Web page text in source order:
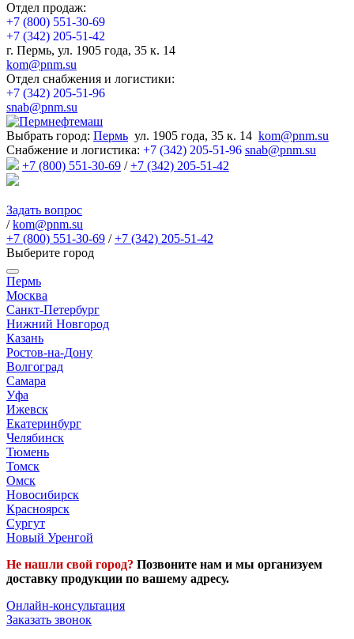
Отдел продаж:
+7 (800) 551-30-69
+7 (342) 205-51-42
г. Пермь, ул. 1905 года, 35 к. 14
kom@pnm.su
Отдел снабжения и логистики:
+7 (342) 205-51-96
snab@pnm.su
Выбрать город: Пермь ул. 1905 года, 35 к. 14 kom@pnm.su
Снабжение и логистика: +7 (342) 205-51-96 snab@pnm.su
+7 (800) 551-30-69 /+7 (342) 205-51-42
Задать вопрос
/kom@pnm.su
+7 (800) 551-30-69 /+7 (342) 205-51-42
Выберите город
Пермь
Москва
Санкт-Петербург
Нижний Новгород
Казань
Ростов-на-Дону
Волгоград
Самара
Уфа
Ижевск
Екатеринбург
Челябинск
Тюмень
Томск
Омск
Новосибирск
Красноярск
Сургут
Новый Уренгой
Не нашли свой город? Позвоните нам и мы организуем
доставку продукции по вашему адресу.
Онлайн-консультация
Заказать звонок